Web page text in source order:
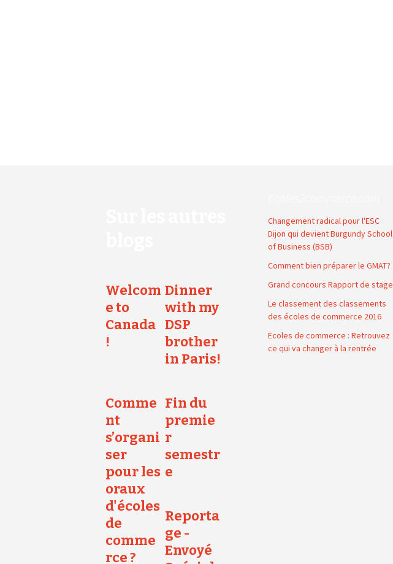
Welcom
e to
Canada
!
Dinner
with my
DSP
brother
in Paris!
Comme
nt
s’organi
ser
pour les
oraux
d'écoles
de
comme
rce ?
Fin du
premie
r
semestr
e
Reporta
ge -
Envoyé
Changement radical pour l'ESC
Dijon qui devient Burgundy School
of Business (BSB)
Comment bien préparer le GMAT?
Grand concours Rapport de stage
Le classement des classements
des écoles de commerce 2016
Ecoles de commerce : Retrouvez
ce qui va changer à la rentrée